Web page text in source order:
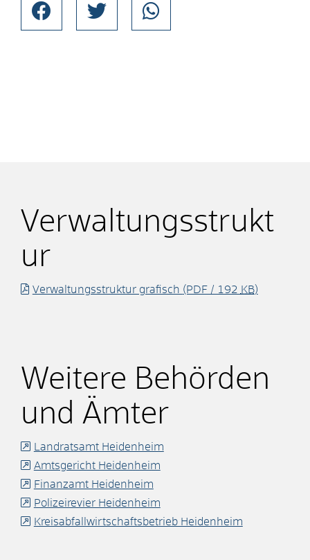
Verwaltungsstrukt
ur
Verwaltungsstruktur grafisch (PDF / 192 KB)
Weitere Behörden
und Ämter
Landratsamt Heidenheim
Amtsgericht Heidenheim
Finanzamt Heidenheim
Polizeirevier Heidenheim
Kreisabfallwirtschaftsbetrieb Heidenheim